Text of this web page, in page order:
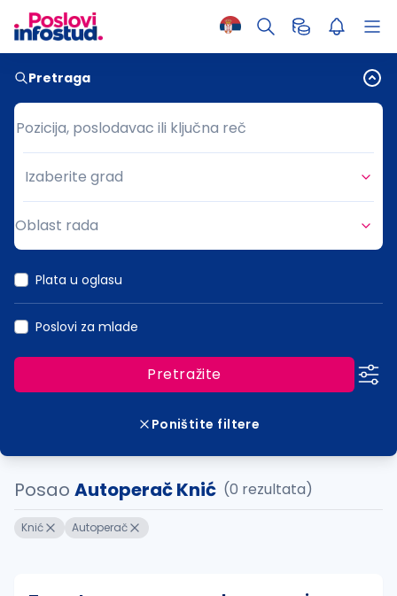
Pretraga
Pozicija, poslodavac ili ključna reč
Pozicija, poslodavac ili ključna reč
Grad
Izaberite grad
Oblast rada
Plata u oglasu
Poslovi za mlade
Pretražite
Poništite filtere
Posao Autoperač Knić (0 rezultata)
Knić Autoperač